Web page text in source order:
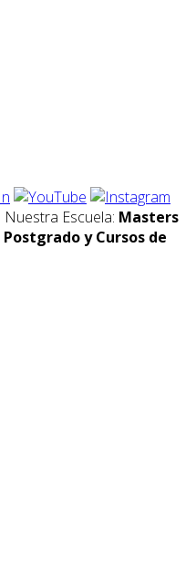
Escuela: Masters
y Cursos de